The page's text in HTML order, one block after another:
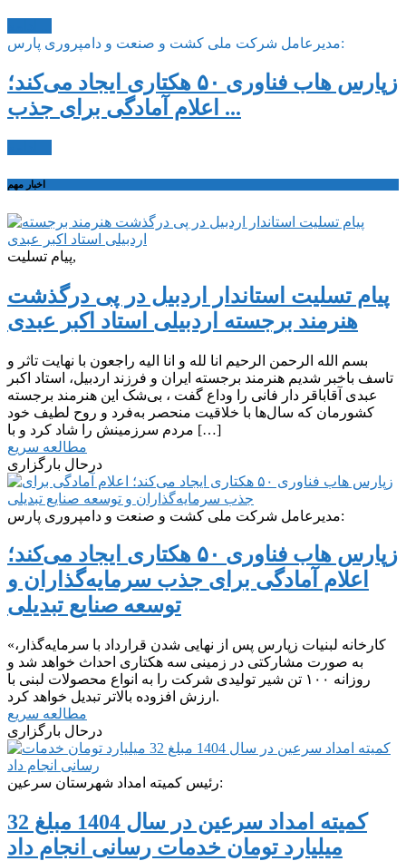
مدیرعامل شرکت ملی کشت و صنعت و دامپروری پارس:
زپارس هاب فناوری ۵۰ هکتاری ایجاد می‌کند؛
اعلام آمادگی برای جذب ...
اخبار مهم
پیام تسلیت,
پیام تسلیت استاندار اردبیل در پی درگذشت
هنرمند برجسته اردبیلی استاد اکبر عبدی
بسم الله الرحمن الرحیم انا لله و انا الیه راجعون با نهایت تاثر و
تاسف باخبر شدیم هنرمند برجسته ایران و فرزند اردبیل، استاد اکبر
عبدی آقاباقر دار فانی را وداع گفت ، بی‌شک این هنرمند برجسته
کشورمان که سال‌ها با خلاقیت منحصر به‌فرد و روح لطیف خود
مردم سرزمینش را شاد کرد و با […]
مطالعه سریع
درحال بارگزاری
مدیرعامل شرکت ملی کشت و صنعت و دامپروری پارس:
زپارس هاب فناوری ۵۰ هکتاری ایجاد می‌کند؛
اعلام آمادگی برای جذب سرمایه‌گذاران و
توسعه صنایع تبدیلی
«کارخانه لبنیات زپارس پس از نهایی شدن قرارداد با سرمایه‌گذار،
به صورت مشارکتی در زمینی سه هکتاری احداث خواهد شد و
روزانه ۱۰۰ تن شیر تولیدی شرکت را به انواع محصولات لبنی با
ارزش افزوده بالاتر تبدیل خواهد کرد.
مطالعه سریع
درحال بارگزاری
رئیس کمیته امداد شهرستان سرعین:
کمیته امداد سرعین در سال 1404 مبلغ 32
میلیارد تومان خدمات رسانی انجام داد